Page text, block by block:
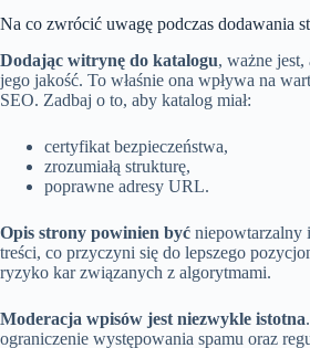
Na co zwrócić uwagę podczas dodawania
Dodając witrynę do katalogu, ważne
jego jakość. To właśnie ona wpływa na
SEO. Zadbaj o to, aby katalog miał:
certyfikat bezpieczeństwa,
zrozumiałą strukturę,
poprawne adresy URL.
Opis strony powinien być niepowtarzalny
treści, co przyczyni się do lepszego
ryzyko kar związanych z algorytmami.
Moderacja wpisów jest niezwykle istotna
ograniczenie występowania spamu oraz